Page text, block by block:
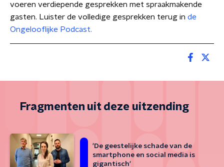
voeren verdiepende gesprekken met spraakmakende
gasten. Luister de volledige gesprekken terug in de
Ongelooflijke Podcast.
Fragmenten uit deze uitzending
'De geestelijke schade van de
smartphone en social media is
gigantisch'